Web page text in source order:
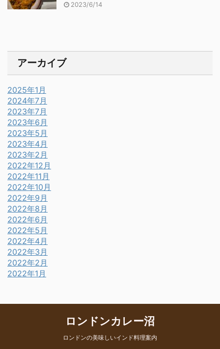
2023/6/14
アーカイブ
2025年1月
2024年7月
2023年7月
2023年6月
2023年5月
2023年4月
2023年2月
2022年12月
2022年11月
2022年10月
2022年9月
2022年8月
2022年6月
2022年5月
2022年4月
2022年3月
2022年2月
2022年1月
ロンドンカレー沼
ロンドンの美味しいインド料理案内